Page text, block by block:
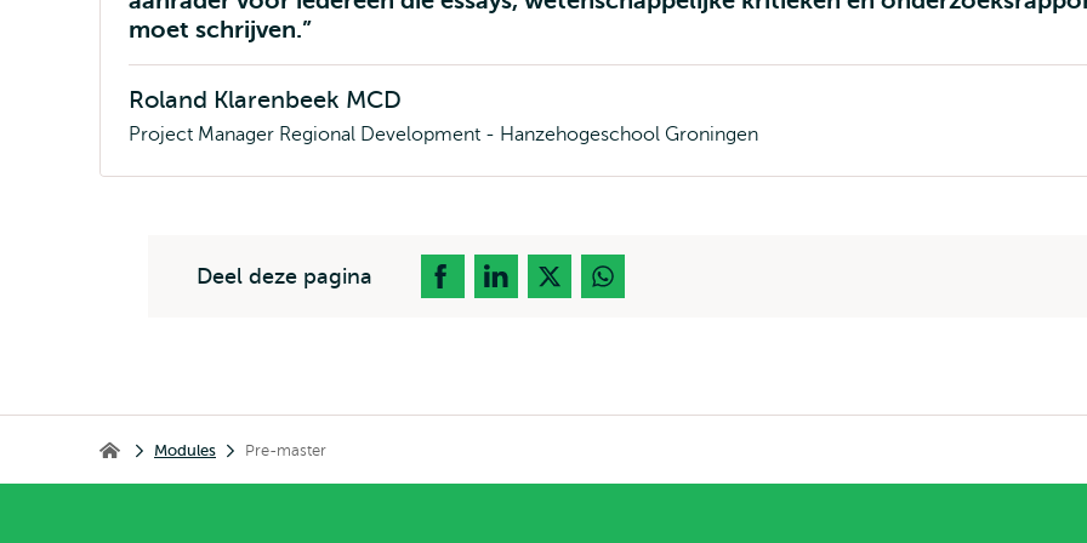
moet schrijven.
Roland Klarenbeek MCD
Project Manager Regional Development - Hanzehogeschool Groningen
Deel deze pagina
Home Modules Pre-master